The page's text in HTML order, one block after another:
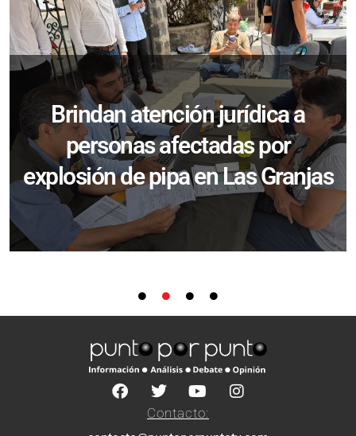
Brindan atención jurídica a
personas afectadas por
explosión de pipa en Las Granjas
Contacto: